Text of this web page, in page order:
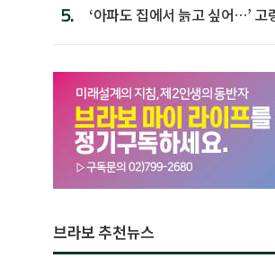
5.
‘아파도 집에서 늙고 싶어…’
브라보 추천뉴스